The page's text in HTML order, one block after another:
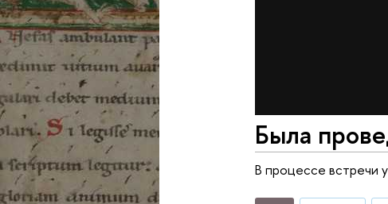
Была
В процессе встречи